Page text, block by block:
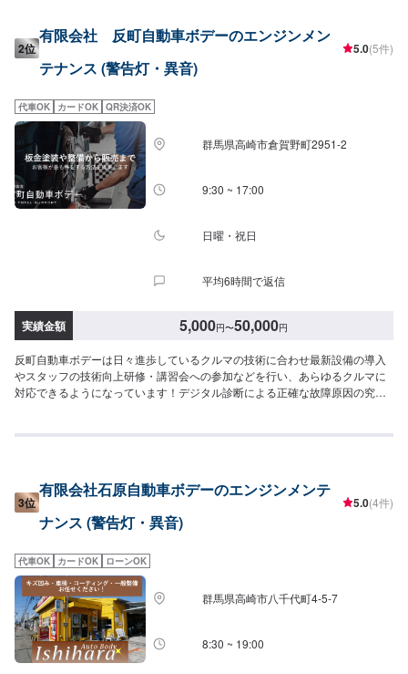
車-----納期について-----納期は通常3日～5日程度で納車となります。(要相談)
納期は前後する場合がございます。予めご了承ください。-----代車について---
--無料の代車をご用意しています。お車の作業中は代車をご利用ください。※
付方法-----入庫の際はお気をつけてお越しください。駐車スペースは事務所前
の空いているスペースに駐車してください。受付はスタッフへ「メンテモで
予約しました」とお伝えください。ご案内いたします。【定休日・営業時
間】定休日：月曜日営業時間：9:00~19:00※日曜日のみ9:00~18:00
2位
有限会社 反町自動車ボデーのエンジンメン
テナンス (警告灯・異音)
5.0(5件)
代車OK カードOK QR決済OK
群馬県高崎市倉賀野町2951‐2
9:30 ~ 17:00
日曜・祝日
平均6時間で返信
実績金額 5,000円〜50,000円
反町自動車ボデーは日々進歩しているクルマの技術に合わせ最新設備の導入
やスタッフの技術向上研修・講習会への参加などを行い、あらゆるクルマに
対応できるようになっています！デジタル診断による正確な故障原因の究明
備士による点検・メンテナンス、クルマのパーツ交換や取り付け・カスタム
---------------------------【1】オファーにてお問い合わせ【2】お見積り【3】お
見積りにご納得いただければ作業開始【4】仕上がり次第納車〈納期につい
て〉通常2~3日程度で納車いたします！車種や状態などにより作業内容が異
て〉無料の代車ご用意しております！愛車の作業中は代車をご利用くださ
い！※代車の燃料代はお客様にご負担いただいております。【定休日・営業時
間】定休日：不定休営業時間：9:00~18:00
3位
有限会社石原自動車ボデーのエンジンメンテ
ナンス (警告灯・異音)
5.0(4件)
代車OK カードOK ローンOK
群馬県高崎市八千代町4-5-7
8:30 ~ 19:00